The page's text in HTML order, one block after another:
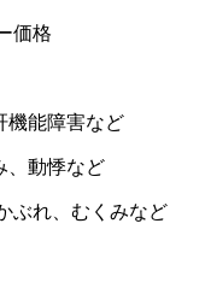
価格
機能障害など
、動悸など
ぶれ、むくみなど